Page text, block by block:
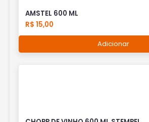
AMSTEL 600 ML
R$ 15,00
Adicionar